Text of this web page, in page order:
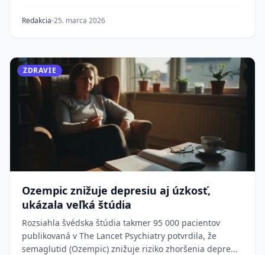
Redakcia 25. marca 2026
ZDRAVIE
Ozempic znižuje depresiu aj úzkosť,
ukázala veľká štúdia
Rozsiahla švédska štúdia takmer 95 000 pacientov
publikovaná v The Lancet Psychiatry potvrdila, že
semaglutid (Ozempic) znižuje riziko zhoršenia depre...